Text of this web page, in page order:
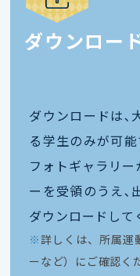
ダウンロー
ダウンロードは､
る学生のみが可
フォトギャラリ
ーを受領のうえ､
ダウンロードして
※ 詳しくは、所属運
ーなど）にご確認く